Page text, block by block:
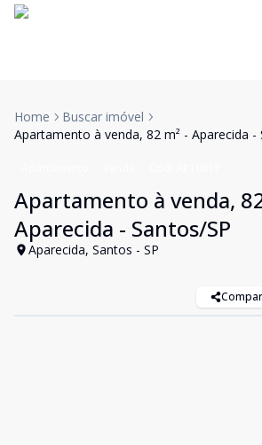
Home
Buscar imóvel
Apartamento à venda, 82 m² - Aparecida -
Apartamento à venda,
Aparecida - Santos/SP
Aparecida, Santos - SP